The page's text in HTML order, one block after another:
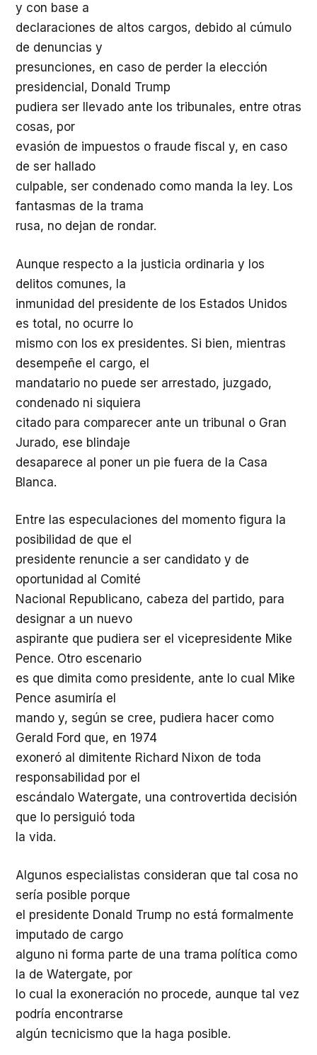
y con base a
declaraciones de altos cargos, debido al cúmulo
de denuncias y
presunciones, en caso de perder la elección
presidencial, Donald Trump
pudiera ser llevado ante los tribunales, entre otras
cosas, por
evasión de impuestos o fraude fiscal y, en caso
de ser hallado
culpable, ser condenado como manda la ley. Los
fantasmas de la trama
rusa, no dejan de rondar.
Aunque respecto a la justicia ordinaria y los
delitos comunes, la
inmunidad del presidente de los Estados Unidos
es total, no ocurre lo
mismo con los ex presidentes. Si bien, mientras
desempeñe el cargo, el
mandatario no puede ser arrestado, juzgado,
condenado ni siquiera
citado para comparecer ante un tribunal o Gran
Jurado, ese blindaje
desaparece al poner un pie fuera de la Casa
Blanca.
Entre las especulaciones del momento figura la
posibilidad de que el
presidente renuncie a ser candidato y de
oportunidad al Comité
Nacional Republicano, cabeza del partido, para
designar a un nuevo
aspirante que pudiera ser el vicepresidente Mike
Pence. Otro escenario
es que dimita como presidente, ante lo cual Mike
Pence asumiría el
mando y, según se cree, pudiera hacer como
Gerald Ford que, en 1974
exoneró al dimitente Richard Nixon de toda
responsabilidad por el
escándalo Watergate, una controvertida decisión
que lo persiguió toda
la vida.
Algunos especialistas consideran que tal cosa no
sería posible porque
el presidente Donald Trump no está formalmente
imputado de cargo
alguno ni forma parte de una trama política como
la de Watergate, por
lo cual la exoneración no procede, aunque tal vez
podría encontrarse
algún tecnicismo que la haga posible.